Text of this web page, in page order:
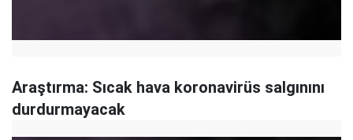
Araştırma: Sıcak hava koronavirüs salgınını
durdurmayacak